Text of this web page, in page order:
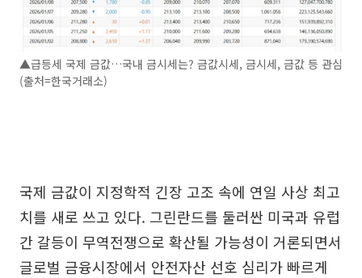
▲급등세 국제 금값…국내 금시세는? 금값시세, 금시세, 금값 등 관심
(출처=한국거래소)
국제 금값이 지정학적 긴장 고조 속에 연일 사상 최고
치를 새로 쓰고 있다. 그린란드를 둘러싼 미국과 유럽
간 갈등이 무역전쟁으로 확산될 가능성이 거론되면서
글로벌 금융시장에서 안전자산 선호 심리가 빠르게